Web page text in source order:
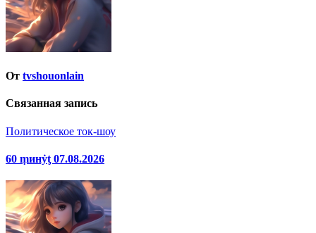
От tvshouonlain
Связанная запись
Политическое ток-шоу
60 ṃинẏƫ 07.08.2026